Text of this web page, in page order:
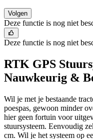
Volgen
Deze functie is nog niet
Deze functie is nog niet
RTK GPS
Nauwkeurig &
Wil je met je bestaande
poespas, gewoon minder
hier geen fortuin voor
stuursysteem. Eenvoudig
cm. Wil je het systeem op